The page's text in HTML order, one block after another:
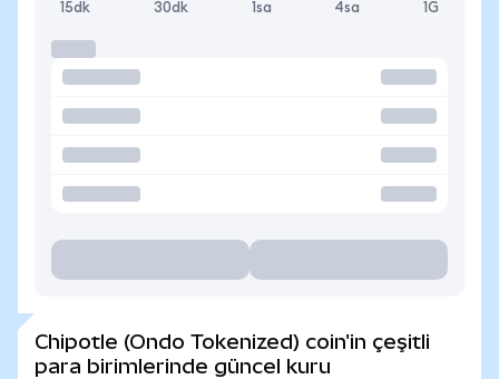
15dk 30dk 1sa 4sa 1G
Chipotle (Ondo Tokenized) coin'in çeşitli
para birimlerinde güncel kuru